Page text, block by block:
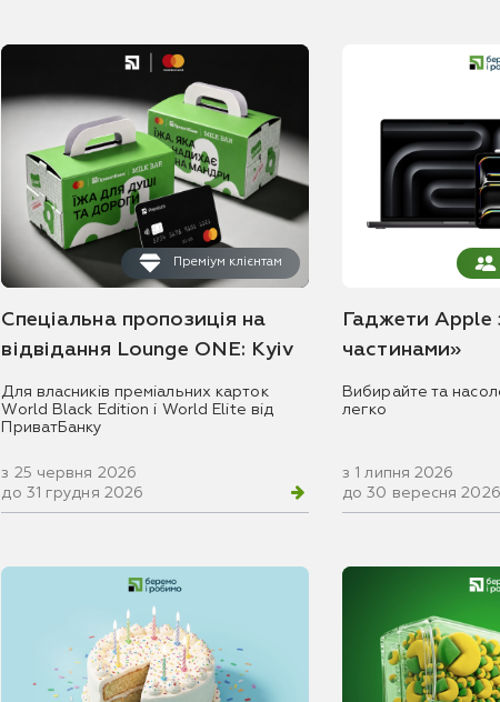
Преміум клієнтам
Спеціальна пропозиція на
відвідання Lounge ONE: Kyiv
Для власників преміальних карток
World Black Edition і World Elite від
ПриватБанку
з 25 червня 2026
до 31 грудня 2026
Гаджети
частинами»
Вибирайте та
легко
з 1 липня 2026
до 30 вересня 2026